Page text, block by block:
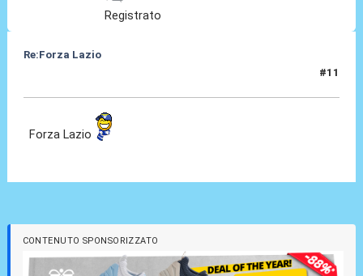
Registrato
Re:Forza Lazio
#11
Forza Lazio
CONTENUTO SPONSORIZZATO